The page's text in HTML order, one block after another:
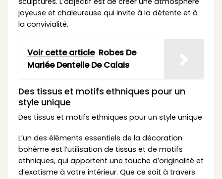
joyeuse et chaleureuse qui invite à la détente et à
la convivialité.
Voir cette article Robes De
Mariée Dentelle De Calais
Des tissus et motifs ethniques pour un
style unique
Des tissus et motifs ethniques pour un style unique
L’un des éléments essentiels de la décoration
bohème est l’utilisation de tissus et de motifs
ethniques, qui apportent une touche d’originalité et
d’exotisme à votre intérieur. Que ce soit à travers